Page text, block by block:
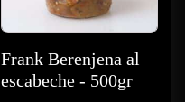
Frank Berenjena al
escabeche - 500gr